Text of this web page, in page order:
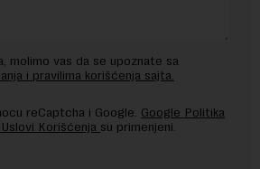
molimo vas da se upoznate sa
i pravilima korišćenja sajta.
reCaptcha i Google. Google Politika
Korišćenja su primenjeni.